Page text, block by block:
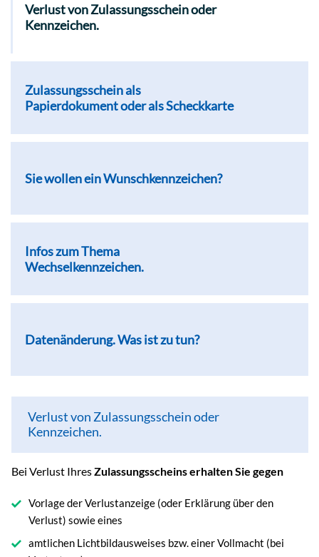
Verlust von Zulassungsschein oder
Kennzeichen.
Zulassungsschein als
Papierdokument oder als Scheckkarte
Sie wollen ein Wunschkennzeichen?
Infos zum Thema
Wechselkennzeichen.
Datenänderung. Was ist zu tun?
Verlust von Zulassungsschein oder
Kennzeichen.
Bei Verlust IhresZulassungsscheins erhalten Sie gegen
Vorlage der Verlustanzeige (oder Erklärung über den
Verlust) sowie eines
amtlichen Lichtbildausweises bzw. einer Vollmacht (bei